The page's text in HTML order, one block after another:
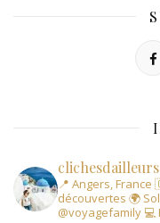
clichesdailleurs
📍 Angers,
découvertes 🌍
@voyagefamily 💻